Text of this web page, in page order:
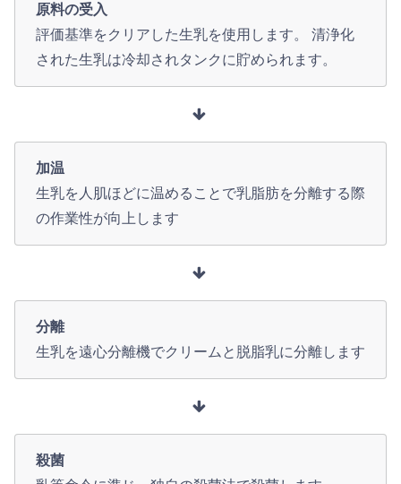
原料の受入
評価基準をクリアした生乳を使用します。 清浄化
された生乳は冷却されタンクに貯められます。
加温
生乳を人肌ほどに温めることで乳脂肪を分離する際
の作業性が向上します
分離
生乳を遠心分離機でクリームと脱脂乳に分離します
殺菌